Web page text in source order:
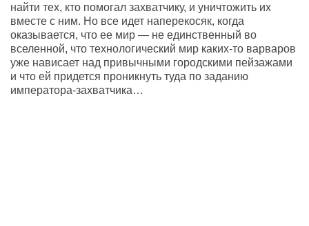
найти тех, кто помогал захватчику, и уничтожить их
вместе с ним. Но все идет наперекосяк, когда
оказывается, что ее мир — не единственный во
вселенной, что технологический мир каких-то варваров
уже нависает над привычными городскими пейзажами
и что ей придется проникнуть туда по заданию
императора-захватчика…